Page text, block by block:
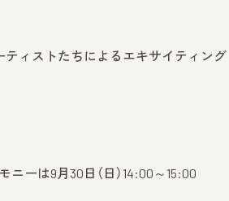
ィストたちによるエキサイティング
ニーは9月30日（日）14:00～15:00